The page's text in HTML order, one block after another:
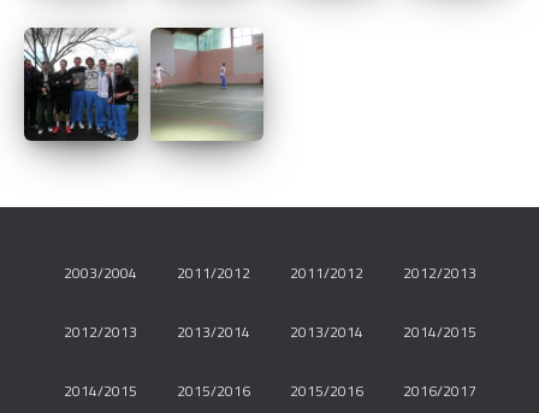
2003/2004 2011/2012 2011/2012 2012/2013
2012/2013 2013/2014 2013/2014 2014/2015
2014/2015 2015/2016 2015/2016 2016/2017